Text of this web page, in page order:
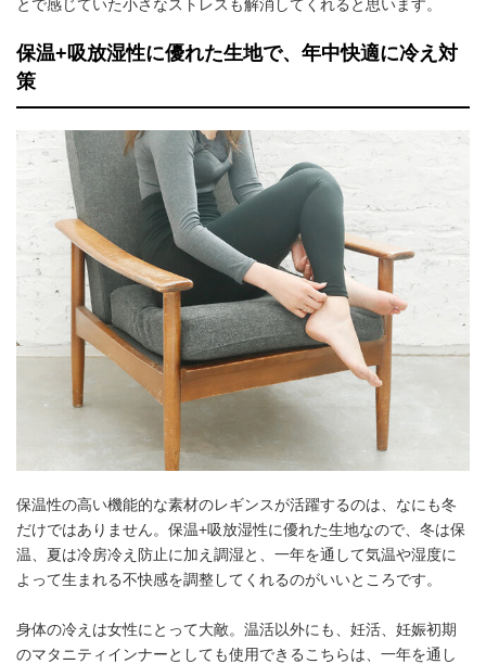
とで感じていた小さなストレスも解消してくれると思います。
保温+吸放湿性に優れた生地で、年中快適に冷え対
策
保温性の高い機能的な素材のレギンスが活躍するのは、なにも冬
だけではありません。保温+吸放湿性に優れた生地なので、冬は保
温、夏は冷房冷え防止に加え調湿と、一年を通して気温や湿度に
よって生まれる不快感を調整してくれるのがいいところです。
身体の冷えは女性にとって大敵。温活以外にも、妊活、妊娠初期
のマタニティインナーとしても使用できるこちらは、一年を通し